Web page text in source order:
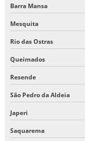
Barra Mansa
Mesquita
Rio das Ostras
Queimados
Resende
São Pedro da Aldeia
Japeri
Saquarema